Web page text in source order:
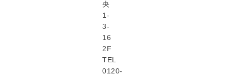
央
1-
3-
16
2F
TEL
0120-